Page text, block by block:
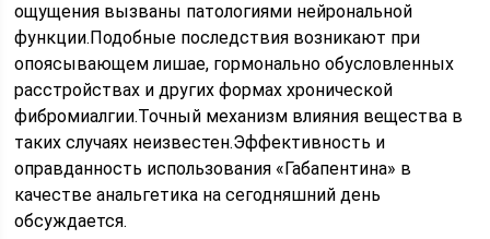
ощущения вызваны патологиями нейрональной
функции.Подобные последствия возникают при
опоясывающем лишае, гормонально обусловленных
расстройствах и других формах хронической
фибромиалгии.Точный механизм влияния вещества в
таких случаях неизвестен.Эффективность и
оправданность использования «Габапентина» в
качестве анальгетика на сегодняшний день
обсуждается.